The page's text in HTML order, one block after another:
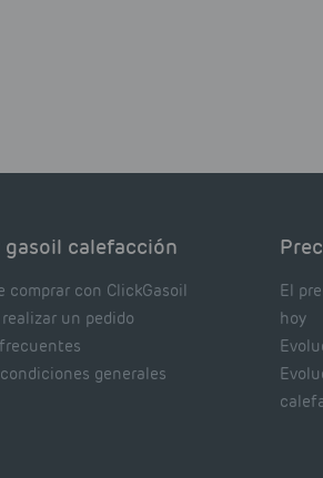
gasoil calefacción
comprar con ClickGasoil
un pedido
generales
El
hoy